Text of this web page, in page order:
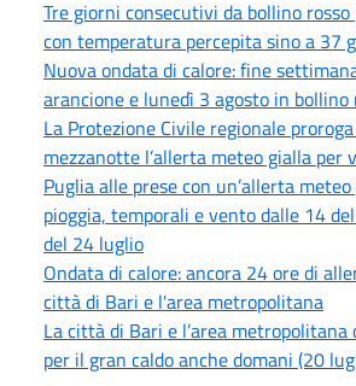
Tre giorni consecutivi da bollino
con temperatura percepita sino a 37
Nuova ondata di calore: fine
arancione e lunedì 3 agosto in bollino
La Protezione Civile regionale
mezzanotte l’allerta meteo gialla per
Puglia alle prese con un’allerta
pioggia, temporali e vento dalle 14
del 24 luglio
Ondata di calore: ancora 24 ore di
città di Bari e l'area metropolitana
La città di Bari e l’area metropolitana
per il gran caldo anche domani (20